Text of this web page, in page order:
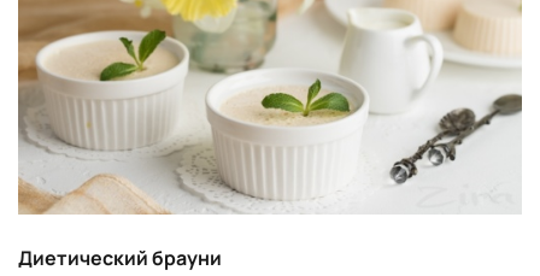
Диетический брауни